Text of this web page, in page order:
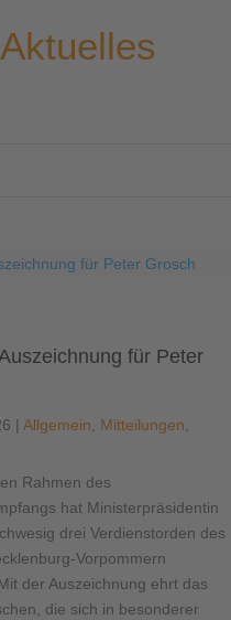
Aktuelles
für Peter
| Allgemein Mitteilungen
Rahmen des
hat Ministerpräsidentin
drei Verdienstorden des
Vorpommern
der Auszeichnung ehrt das
die sich in besonderer